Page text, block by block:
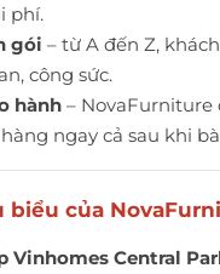
phí.
gói – từ A đến Z,
công sức.
hành – NovaFurniture
ngay cả sau khi
biểu của
Vinhomes Central